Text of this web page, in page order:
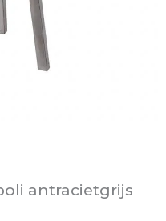
antracietgrijs